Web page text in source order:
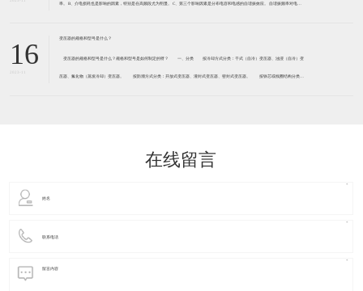
率。 B、介电损耗也是影响的因素，特别是在高频段尤为明显。 C、第三个影响因素是分布电容和电感的自谐振效应。 自谐振频率对电感
16
变压器的规格和型号是什么？
变压器的规格和型号是什么？规格和型号是如何制定的呀？ 一、分类 按冷却方式分类：干式（自冷）变压器、油浸（自冷）变
压器、氟化物（蒸发冷却）变压器。 按防潮方式分类：开放式变压器、灌封式变压器、密封式变压器。 按铁芯或线圈结构分类：
在线留言